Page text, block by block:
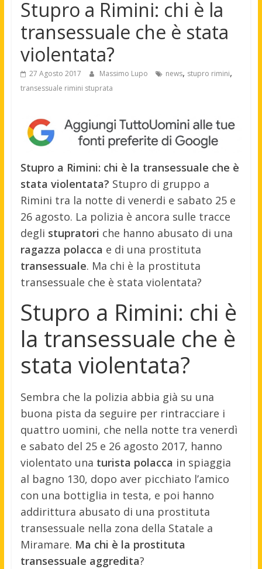
Stupro a Rimini: chi è la
transessuale che è stata
violentata?
27 Agosto 2017 Massimo Lupo news, stupro rimini,
transessuale rimini stuprata
Stupro a Rimini: chi è la transessuale che è
stata violentata? Stupro di gruppo a
Rimini tra la notte di venerdi e sabato 25 e
26 agosto. La polizia è ancora sulle tracce
degli stupratori che hanno abusato di una
ragazza polacca e di una prostituta
transessuale. Ma chi è la prostituta
transessuale che è stata violentata?
Stupro a Rimini: chi è
la transessuale che è
stata violentata?
Sembra che la polizia abbia già su una
buona pista da seguire per rintracciare i
quattro uomini, che nella notte tra venerdì
e sabato del 25 e 26 agosto 2017, hanno
violentato una turista polacca in spiaggia
al bagno 130, dopo aver picchiato l’amico
con una bottiglia in testa, e poi hanno
addirittura abusato di una prostituta
transessuale nella zona della Statale a
Miramare. Ma chi è la prostituta
transessuale aggredita?